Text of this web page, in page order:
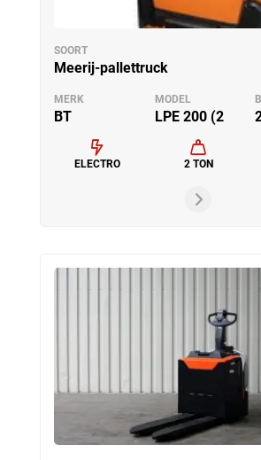
SOORT
Meerij-pallettruck
MERK
BT
MODEL
LPE 200 (2
ELECTRO 2 TON